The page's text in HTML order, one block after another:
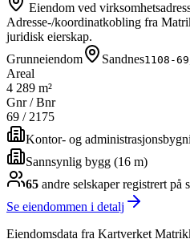
Eiendom ved
Adresse-/koordinatkobling fra
juridisk eierskap.
Grunneiendom
Sandnes1108-
Areal
4 289 m²
Gnr / Bnr
69 /2175
Kontor- og
Sannsynlig bygg (16 m)
65 andre selskaperregistrert på
Se eiendommen i detalj
Eiendomsdata fra Kartverket